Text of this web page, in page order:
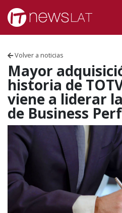
Skip to content
Volver a noticias
Mayor
historia de
viene a liderar
de Business PERÚ
CHILE